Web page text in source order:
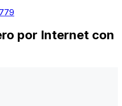
por Internet con